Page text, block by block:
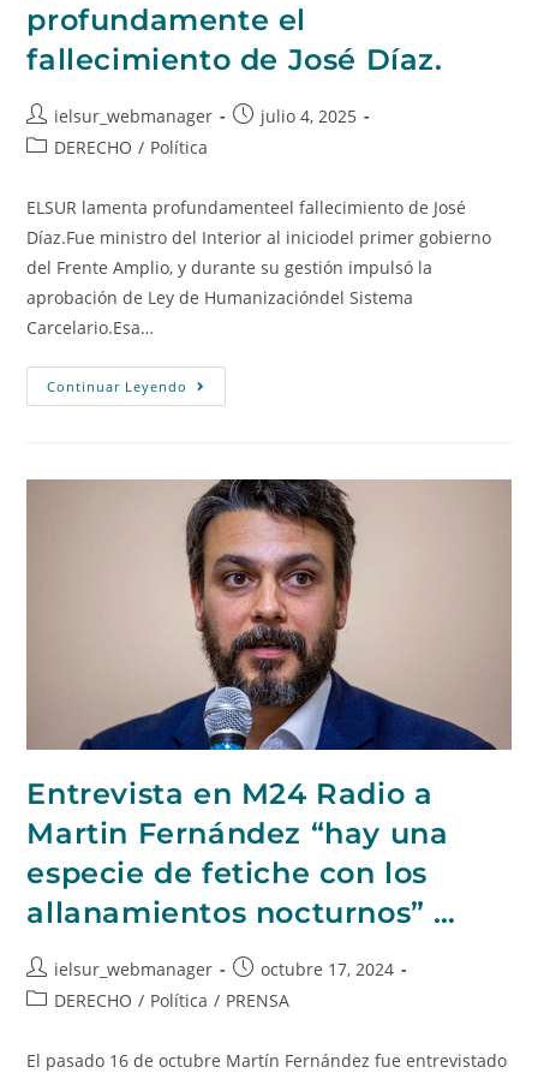
profundamente el
fallecimiento de José Díaz.
ielsur_webmanager
julio 4, 2025
DERECHO / Política
ELSUR lamenta profundamente⁣el fallecimiento de José
Díaz.⁣⁣Fue ministro del Interior al inicio⁣del primer gobierno
del Frente Amplio, ⁣y durante su gestión impulsó la
aprobación de Ley ⁣de Humanizacióndel Sistema
Carcelario.⁣⁣Esa…
Continuar Leyendo
Entrevista en M24 Radio a
Martin Fernández “hay una
especie de fetiche con los
allanamientos nocturnos” …
ielsur_webmanager
octubre 17, 2024
DERECHO / Política / PRENSA
El pasado 16 de octubre Martín Fernández fue entrevistado